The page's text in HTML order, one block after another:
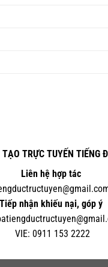
TRỰC TUYẾN TIẾNG
Liên hệ hợp tác
Tiếp nhận khiếu nại, góp ý
VIE: 0911 153 2222